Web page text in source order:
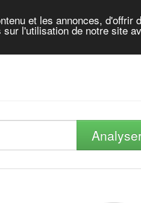
et les annonces,
l'utilisation de notre site